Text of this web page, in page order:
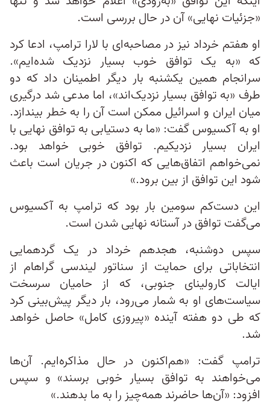
«جزئیات نهایی» آن در حال بررسی است.
او هفتم خرداد نیز در مصاحبه‌ای با لارا ترامپ، ادعا کرد
که «به یک توافق خوب بسیار نزدیک شده‌ایم».
سرانجام همین یکشنبه بار دیگر اطمینان داد که دو
طرف «به توافق بسیار نزدیک‌اند»، اما مدعی شد درگیری
میان ایران و اسرائیل ممکن است آن را به خطر بیندازد.
او به آکسیوس گفت: «ما به دستیابی به توافق نهایی با
ایران بسیار نزدیکیم. توافق خوبی خواهد بود.
نمی‌خواهم اتفاق‌هایی که اکنون در جریان است باعث
شود این توافق از بین برود.»
این دست‌کم سومین بار بود که ترامپ به آکسیوس
می‌گفت توافق در آستانه نهایی شدن است.
سپس دوشنبه، هجدهم خرداد در یک گردهمایی
انتخاباتی برای حمایت از سناتور لیندسی گراهام از
ایالت کارولینای جنوبی، که از حامیان سرسخت
سیاست‌های او به شمار می‌رود، بار دیگر پیش‌بینی کرد
که طی دو هفته آینده «پیروزی کامل» حاصل خواهد
شد.
ترامپ گفت: «هم‌اکنون در حال مذاکره‌ایم. آن‌ها
می‌خواهند به توافق بسیار خوبی برسند» و سپس
افزود: «آن‌ها حاضرند همه‌چیز را به ما بدهند.»